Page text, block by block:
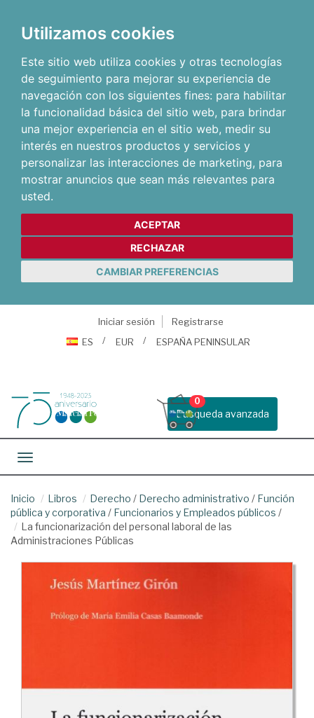
Utilizamos cookies
Este sitio web utiliza cookies y otras tecnologías
de seguimiento para mejorar su experiencia de
navegación con los siguientes fines: para habilitar
la funcionalidad básica del sitio web, para brindar
una mejor experiencia en el sitio web, medir su
interés en nuestros productos y servicios y
personalizar las interacciones de marketing, para
mostrar anuncios que sean más relevantes para
usted.
ACEPTAR
RECHAZAR
CAMBIAR PREFERENCIAS
Iniciar sesión
Registrarse
ES
EUR ESPAÑA PENINSULAR
Busqueda avanzada
0
Toggle navigation
Inicio Libros Derecho / Derecho administrativo / Función
pública y corporativa / Funcionarios y Empleados públicos /
La funcionarización del personal laboral de las
Administraciones Públicas